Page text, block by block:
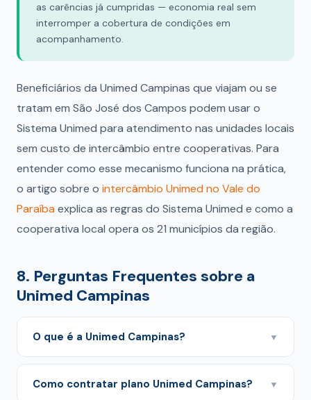
as carências já cumpridas — economia real sem
interromper a cobertura de condições em
acompanhamento.
Beneficiários da Unimed Campinas que viajam ou se
tratam em São José dos Campos podem usar o
Sistema Unimed para atendimento nas unidades locais
sem custo de intercâmbio entre cooperativas. Para
entender como esse mecanismo funciona na prática,
o artigo sobre o intercâmbio Unimed no Vale do
Paraíba explica as regras do Sistema Unimed e como a
cooperativa local opera os 21 municípios da região.
8. Perguntas Frequentes sobre a
Unimed Campinas
O que é a Unimed Campinas? ▼
A Unimed Campinas é uma cooperativa médica do
Sistema Unimed, com longa tradição no
Como contratar plano Unimed Campinas? ▼